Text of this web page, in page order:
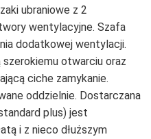
ubraniowe z 2
wentylacyjne. Szafa
dodatkowej wentylacji.
otwarciu oraz
ciche zamykanie.
oddzielnie. Dostarczana
plus) jest
i z nieco dłuższym